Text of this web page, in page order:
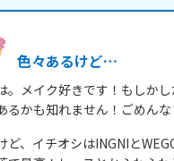
色々あるけど…
。メイク好きです！もしか
るかも知れません！ごめんな
ど、イチオシはINGNIと